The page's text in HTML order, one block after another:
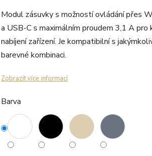
Modul zásuvky s možností ovládání přes
a USB-C s maximálním proudem 3,1 A
nabíjení zařízení. Je kompatibilní s
barevné kombinaci.
Zobrazit více informací
Barva